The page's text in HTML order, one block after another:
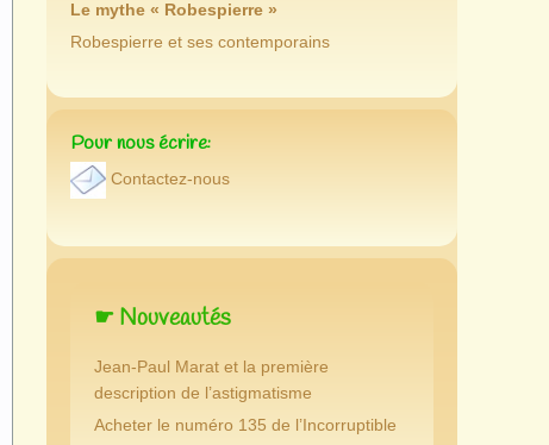
Le mythe « Robespierre »
Robespierre et ses contemporains
Pour nous écrire:
Contactez-nous
☛ Nouveautés
Jean-Paul Marat et la première
description de l’astigmatisme
Acheter le numéro 135 de l’Incorruptible